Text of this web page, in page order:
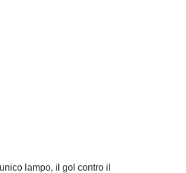
lampo, il gol contro il